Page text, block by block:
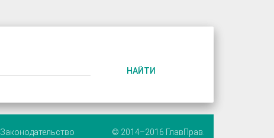
НАЙТИ
Законодательство © 2014–2016 ГлавПрав.